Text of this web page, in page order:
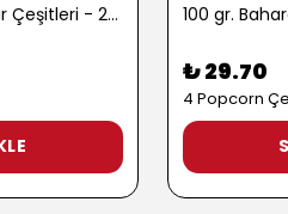
1 kg. Tatlı Patlamış Mısır Çeşitleri - 2722
₺ 29.70
4 Popcorn